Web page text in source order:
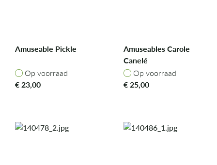
Amuseable Pickle
Op voorraad
Op voorraad
€23,00
Amuseables Carole
Canelé
Op voorraad
Op voorraad
€25,00